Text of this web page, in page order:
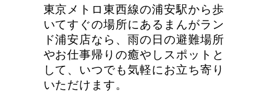
東京メトロ東西線の浦安駅から歩
いてすぐの場所にあるまんがラン
ド浦安店なら、雨の日の避難場所
やお仕事帰りの癒やしスポットと
して、いつでも気軽にお立ち寄り
いただけます。